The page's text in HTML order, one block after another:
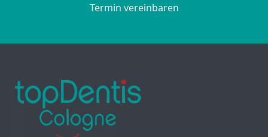
Termin vereinbaren